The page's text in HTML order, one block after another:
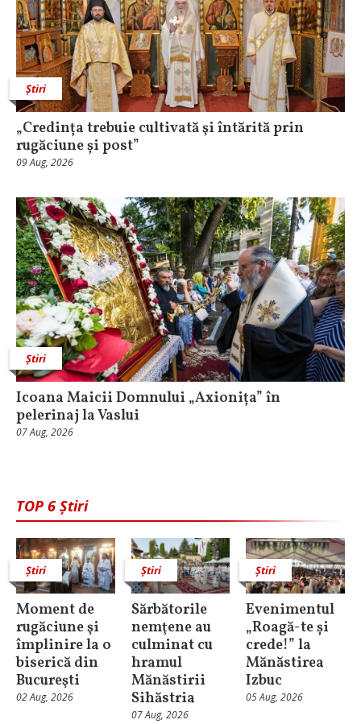
Știri
„Credința trebuie cultivată şi întărită prin
rugăciune și post”
09 Aug, 2026
Știri
Icoana Maicii Domnului „Axionița” în
pelerinaj la Vaslui
07 Aug, 2026
TOP 6 Știri
Știri
Moment de
rugăciune şi
împlinire la o
biserică din
Bucureşti
02 Aug, 2026
Știri
Sărbătorile
nemţene au
culminat cu
hramul
Mănăstirii
Sihăstria
07 Aug, 2026
Știri
Evenimentul
„Roagă-te și
crede!” la
Mănăstirea
Izbuc
05 Aug, 2026